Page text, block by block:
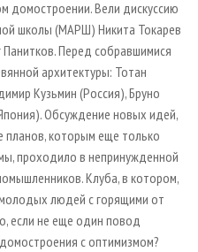
домостроении. Вели дискуссию
школы (МАРШ) Никита Токарев
Перед собравшимися
архитектуры: Тотан
Кузьмин (Россия), Бруно
Обсуждение новых идей,
планов, которым еще только
проходило в непринужденной
Клуба, в котором,
людей с горящими от
если не еще один повод
с оптимизмом?